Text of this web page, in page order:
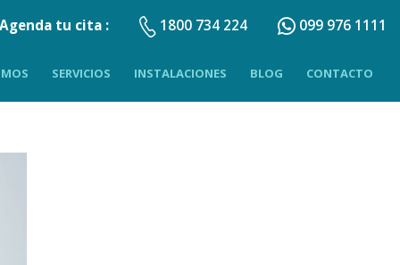
tu cita : 1800 734 224 099 976 1111
SERVICIOS INSTALACIONES BLOG CONTACTO